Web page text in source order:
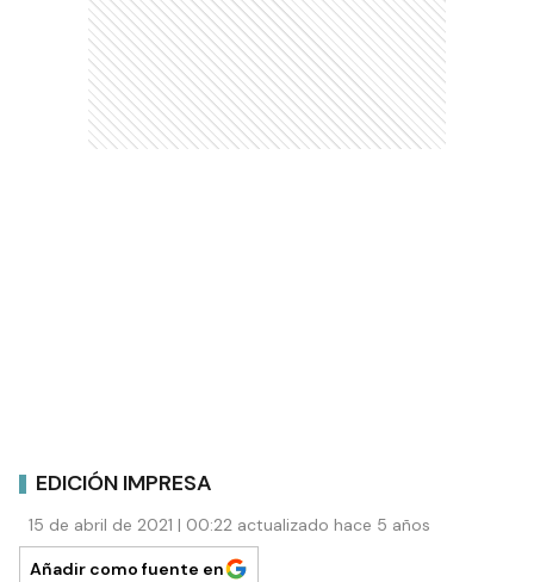
EDICIÓN IMPRESA
15 de abril de 2021 | 00:22 actualizado hace 5 años
Añadir como fuente en